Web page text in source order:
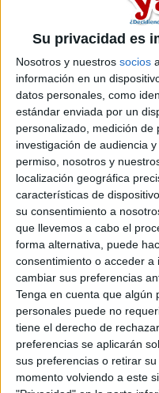
Su privacidad es
Nosotros y nuestros socios
información en un
datos personales, como
estándar enviada por un
personalizado, medición de
investigación de audiencia
permiso, nosotros y
localización geográfica
características de
su consentimiento a
que llevemos a cabo el
forma alternativa, puede
consentimiento o acceder
cambiar sus preferencias
Tenga en cuenta que algún
personales puede no
tiene el derecho de
preferencias se aplicarán
sus preferencias o retirar
momento volviendo a este
Asignaturas de Formación
Análisis contable y
Fundamentos y evolución
Introducción a la
Organización
marketing I. 6 créditos
Fundamentos de la
ECTS
Régimen jurídico del
ECTS
Asignaturas de
créditos ECTS
Métodos cuantitativos
Análisis contable y
Análisis del consumidor. 6
Tendencias actuales del